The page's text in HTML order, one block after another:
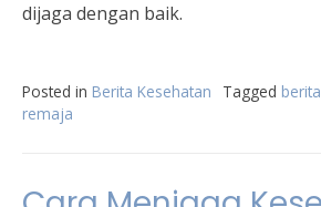
dijaga dengan baik.
Posted in Berita Kesehatan Tagged
remaja